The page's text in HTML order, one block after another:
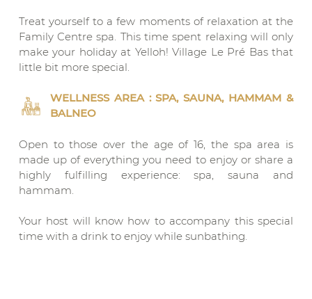
Treat yourself to a few moments of relaxation at the
Family Centre spa. This time spent relaxing will only
make your holiday at Yelloh! Village Le Pré Bas that
little bit more special.
WELLNESS AREA : SPA, SAUNA, HAMMAM &
BALNEO
Open to those over the age of 16, the spa area is
made up of everything you need to enjoy or share a
highly fulfilling experience: spa, sauna and
hammam.
Your host will know how to accompany this special
time with a drink to enjoy while sunbathing.